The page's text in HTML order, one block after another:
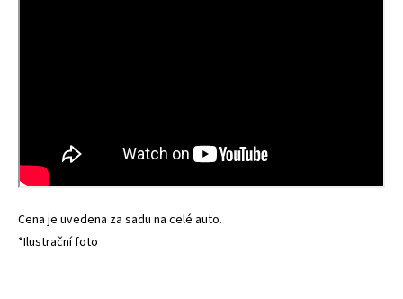
Cena je uvedena za sadu na celé auto.
*Ilustrační foto